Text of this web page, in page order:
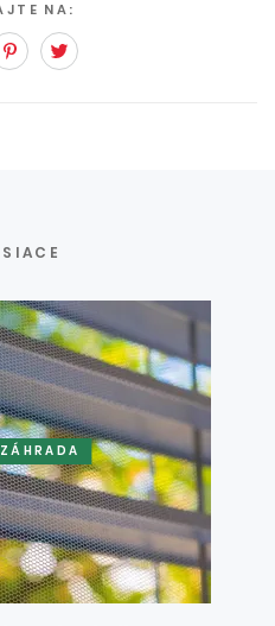
NA:
FacebookPinterest